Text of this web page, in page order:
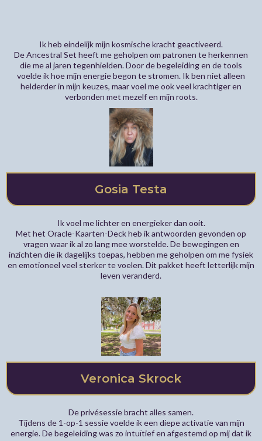
Ik heb eindelijk mijn kosmische kracht geactiveerd.
De Ancestral Set heeft me geholpen om patronen te herkennen
die me al jaren tegenhielden. Door de begeleiding en de tools
voelde ik hoe mijn energie begon te stromen. Ik ben niet alleen
helderder in mijn keuzes, maar voel me ook veel krachtiger en
verbonden met mezelf en mijn roots.
Gosia Testa
Ik voel me lichter en energieker dan ooit.
Met het Oracle-Kaarten-Deck heb ik antwoorden gevonden op
vragen waar ik al zo lang mee worstelde. De bewegingen en
inzichten die ik dagelijks toepas, hebben me geholpen om me fysiek
en emotioneel veel sterker te voelen. Dit pakket heeft letterlijk mijn
leven veranderd.
Veronica Skrock
De privésessie bracht alles samen.
Tijdens de 1-op-1 sessie voelde ik een diepe activatie van mijn
energie. De begeleiding was zo intuïtief en afgestemd op mij dat ik